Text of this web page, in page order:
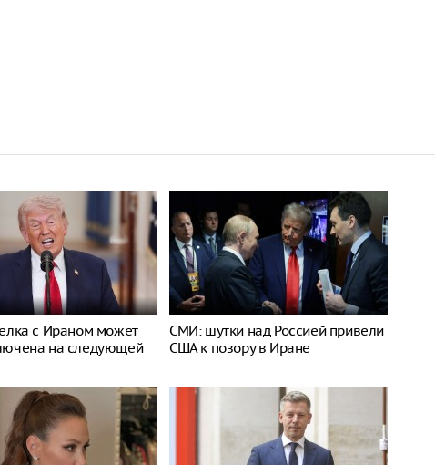
с Ираном может
на следующей
СМИ: шутки над Россией привели
США к позору в Иране